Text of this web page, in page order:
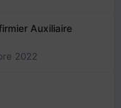
Auxiliaire
2022